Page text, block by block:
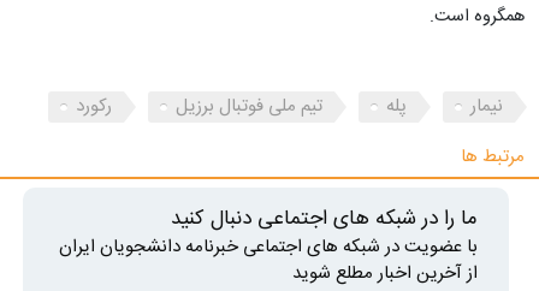
همگروه است.
نیمار پله تیم ملی فوتبال برزیل
رکورد
مرتبط ها
ما را در شبکه های اجتماعی دنبال کنید
با عضویت در شبکه های اجتماعی خبرنامه دانشجویان ایران
از آخرین اخبار مطلع شوید